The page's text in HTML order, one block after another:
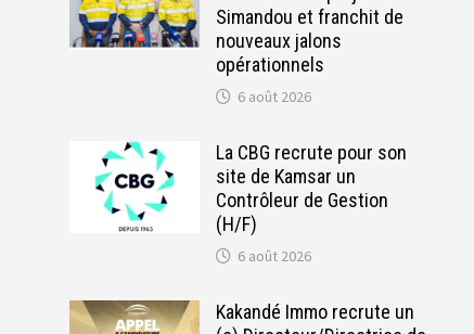
Simandou et franchit de
nouveaux jalons
opérationnels
6 août 2026
La CBG recrute pour son
site de Kamsar un
Contrôleur de Gestion
(H/F)
6 août 2026
Kakandé Immo recrute un